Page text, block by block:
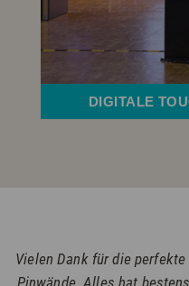
DIGITALE
Vielen Dank für die
Pinwände. Alles hat